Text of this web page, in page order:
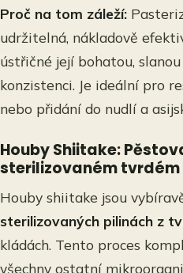
Proč na tom záleží:
udržitelná, nákladově
ústřičné její bohatou,
konzistenci. Je ideální pro
nebo přidání do nudlí a
Houby Shiitake:
sterilizovaném tvrdém
Houby shiitake jsou
sterilizovaných pilinách z
kládách. Tento proces
všechny ostatní